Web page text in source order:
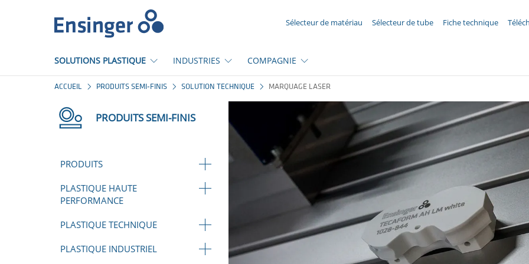
Sélecteur de matériau Sélecteur de tube Fiche technique
SOLUTIONS PLASTIQUE INDUSTRIES COMPAGNIE
ACCUEIL PRODUITS SEMI-FINIS SOLUTION TECHNIQUE MARQUAGE LASER
PRODUITS SEMI-FINIS
PRODUITS
PLASTIQUE HAUTE
PERFORMANCE
PLASTIQUE TECHNIQUE
PLASTIQUE INDUSTRIEL